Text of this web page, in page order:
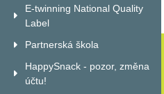
E-twinning National Quality
Label
Partnerská škola
HappySnack - pozor, změna
účtu!